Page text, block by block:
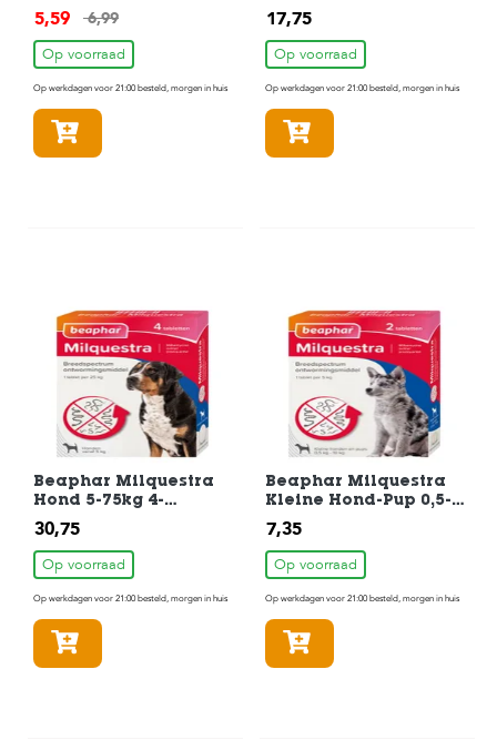
2 Tabletten
6,99
5,59
Op voorraad
Op werkdagen voor 21:00 besteld, morgen in huis
Tabletten
17,75
Op voorraad
Op werkdagen voor 21:00 besteld, morgen in huis
Beaphar Milquestra
Hond 5-75kg 4-
Tabletten
30,75
Op voorraad
Op werkdagen voor 21:00 besteld, morgen in huis
Beaphar Milquestra
Kleine Hond-Pup 0,5-
10kg 2-Tabletten
7,35
Op voorraad
Op werkdagen voor 21:00 besteld, morgen in huis